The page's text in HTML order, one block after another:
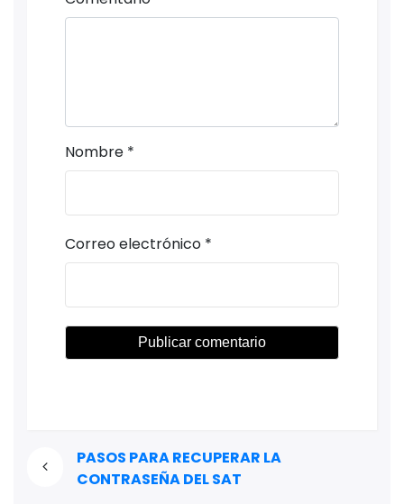
Nombre *
Correo electrónico *
PASOS PARA RECUPERAR LA
CONTRASEÑA DEL SAT